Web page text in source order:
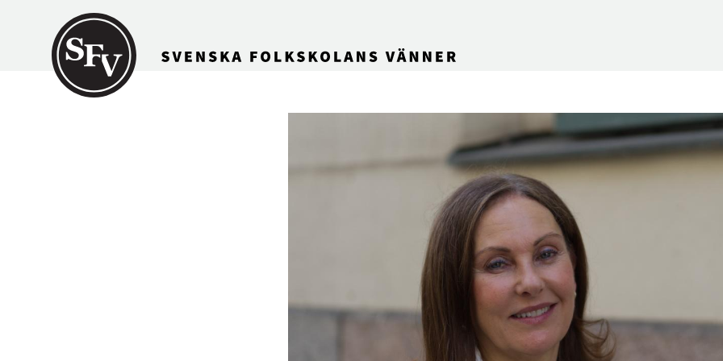
Gå till innehållet